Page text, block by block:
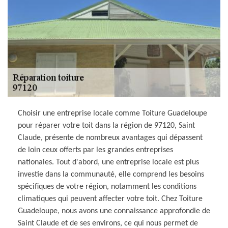
Choisir une entreprise locale comme Toiture Guadeloupe
pour réparer votre toit dans la région de 97120, Saint
Claude, présente de nombreux avantages qui dépassent
de loin ceux offerts par les grandes entreprises
nationales. Tout d'abord, une entreprise locale est plus
investie dans la communauté, elle comprend les besoins
spécifiques de votre région, notamment les conditions
climatiques qui peuvent affecter votre toit. Chez Toiture
Guadeloupe, nous avons une connaissance approfondie de
Saint Claude et de ses environs, ce qui nous permet de